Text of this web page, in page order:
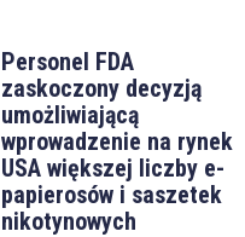
Personel FDA
zaskoczony decyzją
umożliwiającą
wprowadzenie na rynek
USA większej liczby e-
papierosów i saszetek
nikotynowych